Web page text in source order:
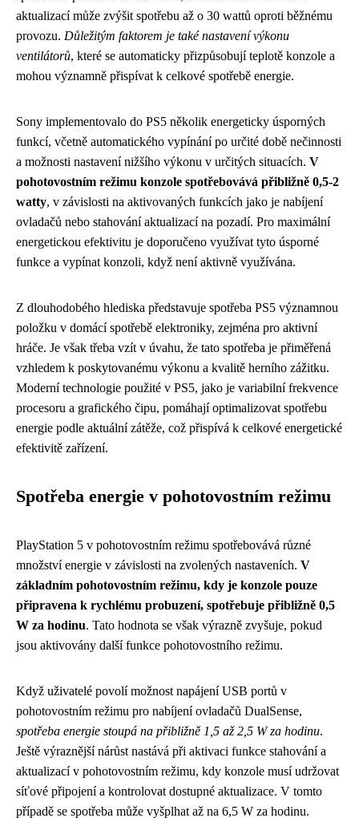
aktualizací může zvýšit spotřebu až o 30 wattů oproti běžnému
provozu. Důležitým faktorem je také nastavení výkonu
ventilátorů, které se automaticky přizpůsobují teplotě konzole a
mohou významně přispívat k celkové spotřebě energie.
Sony implementovalo do PS5 několik energeticky úsporných
funkcí, včetně automatického vypínání po určité době nečinnosti
a možnosti nastavení nižšího výkonu v určitých situacích. V
pohotovostním režimu konzole spotřebovává přibližně 0,5-2
watty, v závislosti na aktivovaných funkcích jako je nabíjení
ovladačů nebo stahování aktualizací na pozadí. Pro maximální
energetickou efektivitu je doporučeno využívat tyto úsporné
funkce a vypínat konzoli, když není aktivně využívána.
Z dlouhodobého hlediska představuje spotřeba PS5 významnou
položku v domácí spotřebě elektroniky, zejména pro aktivní
hráče. Je však třeba vzít v úvahu, že tato spotřeba je přiměřená
vzhledem k poskytovanému výkonu a kvalitě herního zážitku.
Moderní technologie použité v PS5, jako je variabilní frekvence
procesoru a grafického čipu, pomáhají optimalizovat spotřebu
energie podle aktuální zátěže, což přispívá k celkové energetické
efektivitě zařízení.
Spotřeba energie v pohotovostním režimu
PlayStation 5 v pohotovostním režimu spotřebovává různé
množství energie v závislosti na zvolených nastaveních. V
základním pohotovostním režimu, kdy je konzole pouze
připravena k rychlému probuzení, spotřebuje přibližně 0,5
W za hodinu. Tato hodnota se však výrazně zvyšuje, pokud
jsou aktivovány další funkce pohotovostního režimu.
Když uživatelé povolí možnost napájení USB portů v
pohotovostním režimu pro nabíjení ovladačů DualSense,
spotřeba energie stoupá na přibližně 1,5 až 2,5 W za hodinu.
Ještě výraznější nárůst nastává při aktivaci funkce stahování a
aktualizací v pohotovostním režimu, kdy konzole musí udržovat
síťové připojení a kontrolovat dostupné aktualizace. V tomto
případě se spotřeba může vyšplhat až na 6,5 W za hodinu.